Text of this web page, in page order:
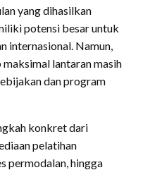
yang dihasilkan
potensi besar untuk
internasional. Namun,
lantaran masih
dan program
konkret dari
pelatihan
permodalan, hingga